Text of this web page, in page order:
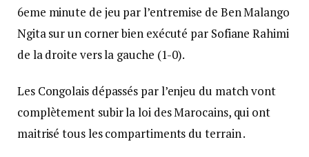
6eme minute de jeu par l’entremise de Ben Malango
Ngita sur un corner bien exécuté par Sofiane Rahimi
de la droite vers la gauche (1-0).
Les Congolais dépassés par l’enjeu du match vont
complètement subir la loi des Marocains, qui ont
maitrisé tous les compartiments du terrain .